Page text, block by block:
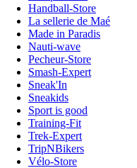
Handball-Store
La sellerie de Maé
Made in Paradis
Nauti-wave
Pecheur-Store
Smash-Expert
Sneak'In
Sneakids
Sport is good
Training-Fit
Trek-Expert
TripNBikers
Vélo-Store